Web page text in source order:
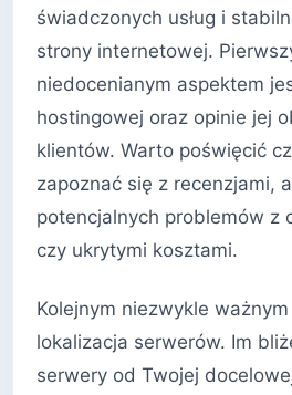
świadczonych usług i
strony internetowej.
niedocenianym aspektem
hostingowej oraz opinie jej
klientów. Warto poświęcić
zapoznać się z recenzjami,
potencjalnych problemów z
czy ukrytymi kosztami.
Kolejnym niezwykle
lokalizacja serwerów. Im
serwery od Twojej